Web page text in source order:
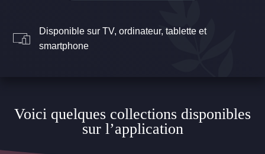
Disponible sur TV, ordinateur, tablette et
smartphone
Voici quelques collections disponibles
sur l’application